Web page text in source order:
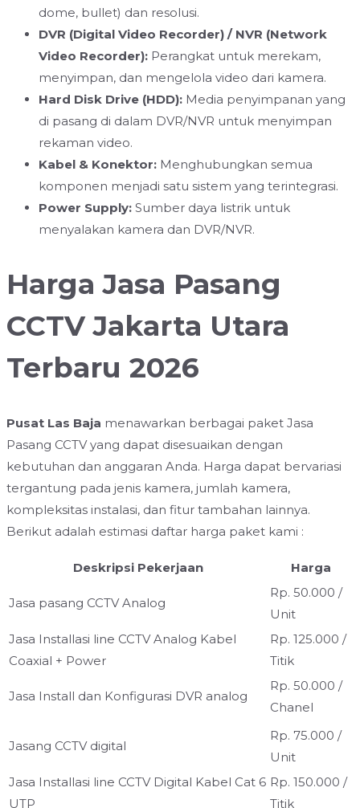
dome, bullet) dan resolusi.
DVR (Digital Video Recorder) / NVR (Network
Video Recorder): Perangkat untuk merekam,
menyimpan, dan mengelola video dari kamera.
Hard Disk Drive (HDD): Media penyimpanan yang
di pasang di dalam DVR/NVR untuk menyimpan
rekaman video.
Kabel & Konektor: Menghubungkan semua
komponen menjadi satu sistem yang terintegrasi.
Power Supply: Sumber daya listrik untuk
menyalakan kamera dan DVR/NVR.
Harga Jasa Pasang
CCTV Jakarta Utara
Terbaru 2026
Pusat Las Baja menawarkan berbagai paket Jasa
Pasang CCTV yang dapat disesuaikan dengan
kebutuhan dan anggaran Anda. Harga dapat bervariasi
tergantung pada jenis kamera, jumlah kamera,
kompleksitas instalasi, dan fitur tambahan lainnya.
Berikut adalah estimasi daftar harga paket kami :
Deskripsi Pekerjaan Harga
Jasa pasang CCTV Analog
Rp. 50.000 /
Unit
Jasa Installasi line CCTV Analog Kabel
Coaxial + Power
Rp. 125.000 /
Titik
Jasa Install dan Konfigurasi DVR analog
Rp. 50.000 /
Chanel
Jasang CCTV digital
Rp. 75.000 /
Unit
Jasa Installasi line CCTV Digital Kabel Cat 6
UTP
Rp. 150.000 /
Titik